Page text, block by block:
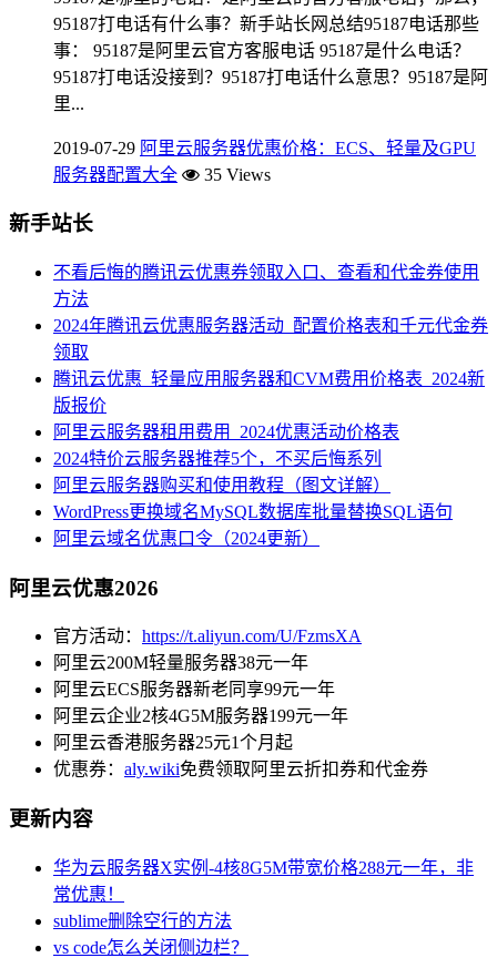
95187打电话有什么事？新手站长网总结95187电话那些
事： 95187是阿里云官方客服电话 95187是什么电话？
95187打电话没接到？95187打电话什么意思？95187是阿
里...
2019-07-29 阿里云服务器优惠价格：ECS、轻量及GPU
服务器配置大全
35 Views
新手站长
不看后悔的腾讯云优惠券领取入口、查看和代金券使用
方法
2024年腾讯云优惠服务器活动_配置价格表和千元代金券
领取
腾讯云优惠_轻量应用服务器和CVM费用价格表_2024新
版报价
阿里云服务器租用费用_2024优惠活动价格表
2024特价云服务器推荐5个，不买后悔系列
阿里云服务器购买和使用教程（图文详解）
WordPress更换域名MySQL数据库批量替换SQL语句
阿里云域名优惠口令（2024更新）
阿里云优惠2026
官方活动： https://t.aliyun.com/U/FzmsXA
阿里云200M轻量服务器38元一年
阿里云ECS服务器新老同享99元一年
阿里云企业2核4G5M服务器199元一年
阿里云香港服务器25元1个月起
优惠券： aly.wiki免费领取阿里云折扣券和代金券
更新内容
华为云服务器X实例-4核8G5M带宽价格288元一年，非
常优惠！
sublime删除空行的方法
vs code怎么关闭侧边栏？